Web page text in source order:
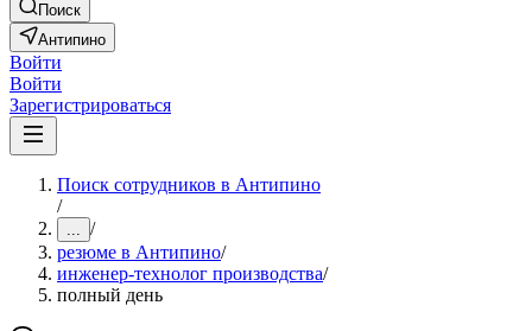
Поиск
Антипино
Войти
Войти
Зарегистрироваться
Поиск сотрудников в Антипино
/
... /
резюме в Антипино/
инженер-технолог производства/
полный день